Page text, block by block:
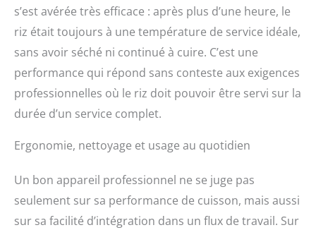
s’est avérée très efficace : après plus d’une heure, le
riz était toujours à une température de service idéale,
sans avoir séché ni continué à cuire. C’est une
performance qui répond sans conteste aux exigences
professionnelles où le riz doit pouvoir être servi sur la
durée d’un service complet.
Ergonomie, nettoyage et usage au quotidien
Un bon appareil professionnel ne se juge pas
seulement sur sa performance de cuisson, mais aussi
sur sa facilité d’intégration dans un flux de travail. Sur